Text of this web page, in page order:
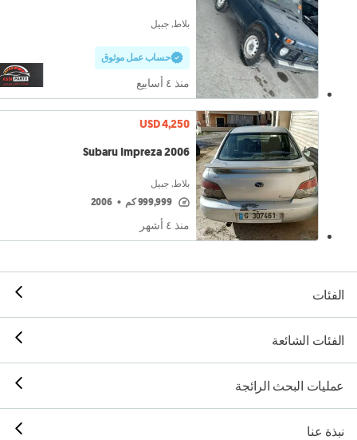
بلاط, جبيل
حساب عمل موثوق
منذ ٤ أسابيع
USD 4,250
Subaru Impreza 2006
بلاط, جبيل
999,999 كم •
2006
منذ ٤ أشهر
الفئات
الفئات الشائعة
عمليات البحث الرائجة
نبذة عنا